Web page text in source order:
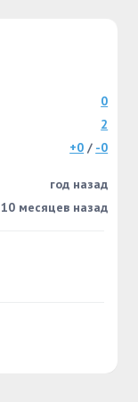
0
2
+0 / -0
год назад
10 месяцев назад